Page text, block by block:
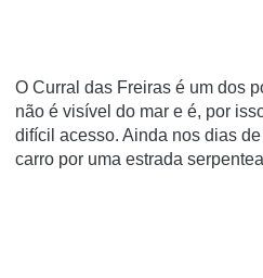
O Curral das Freiras é um dos
não é visível do mar e é, por
difícil acesso. Ainda nos dias
carro por uma estrada